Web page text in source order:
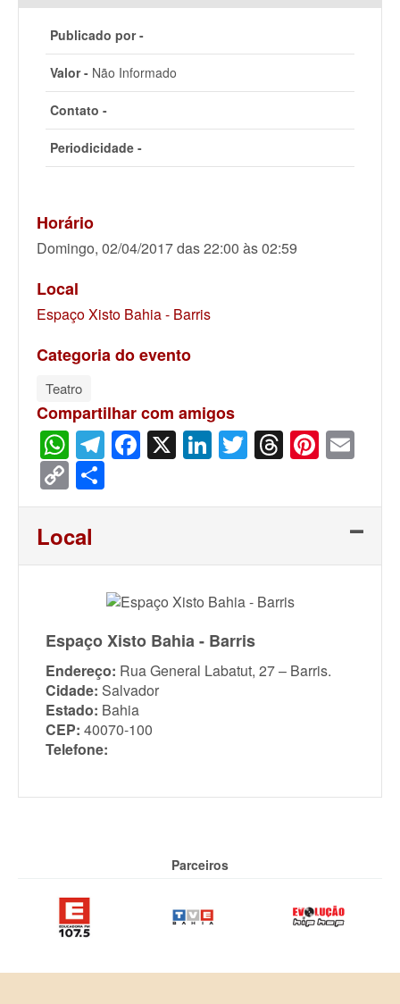
Publicado por -
Valor - Não Informado
Contato -
Periodicidade -
Horário
Domingo, 02/04/2017 das 22:00 às 02:59
Local
Espaço Xisto Bahia - Barris
Categoria do evento
Teatro
Compartilhar com amigos
WhatsApp
Telegram
Facebook
X LinkedIn
Twitter
Threads
Copy
Link
Local
Espaço Xisto Bahia - Barris
Endereço: Rua General Labatut, 27 – Barris.
Cidade: Salvador
Estado: Bahia
CEP: 40070-100
Telefone:
Parceiros